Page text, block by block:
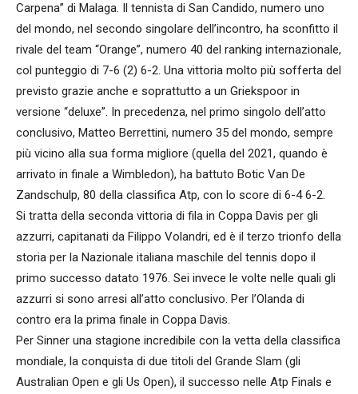
Carpena” di Malaga. Il tennista di San Candido, numero uno
del mondo, nel secondo singolare dell’incontro, ha sconfitto il
rivale del team “Orange”, numero 40 del ranking internazionale,
col punteggio di 7-6 (2) 6-2. Una vittoria molto più sofferta del
previsto grazie anche e soprattutto a un Griekspoor in
versione “deluxe”. In precedenza, nel primo singolo dell’atto
conclusivo, Matteo Berrettini, numero 35 del mondo, sempre
più vicino alla sua forma migliore (quella del 2021, quando è
arrivato in finale a Wimbledon), ha battuto Botic Van De
Zandschulp, 80 della classifica Atp, con lo score di 6-4 6-2.
Si tratta della seconda vittoria di fila in Coppa Davis per gli
azzurri, capitanati da Filippo Volandri, ed è il terzo trionfo della
storia per la Nazionale italiana maschile del tennis dopo il
primo successo datato 1976. Sei invece le volte nelle quali gli
azzurri si sono arresi all’atto conclusivo. Per l’Olanda di
contro era la prima finale in Coppa Davis.
Per Sinner una stagione incredibile con la vetta della classifica
mondiale, la conquista di due titoli del Grande Slam (gli
Australian Open e gli Us Open), il successo nelle Atp Finals e